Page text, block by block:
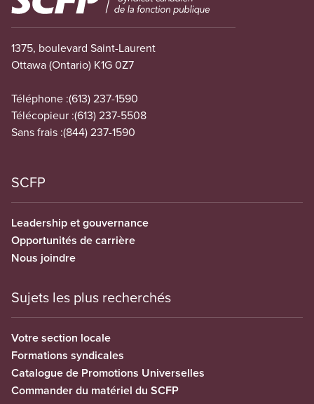
1375, boulevard Saint-Laurent
Ottawa (Ontario) K1G 0Z7
Téléphone :(613) 237-1590
Télécopieur :(613) 237-5508
Sans frais :(844) 237-1590
SCFP
Leadership et gouvernance
Opportunités de carrière
Nous joindre
Sujets les plus recherchés
Votre section locale
Formations syndicales
Catalogue de Promotions Universelles
Commander du matériel du SCFP